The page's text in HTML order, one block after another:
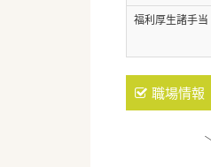
福利厚生諸手当
職場情報